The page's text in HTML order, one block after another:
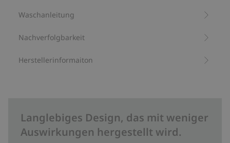
Bio-Baumwolle
Waschanleitung
Nachverfolgbarkeit
Herstellerinformaiton
Langlebiges Design, das mit weniger
Auswirkungen hergestellt wird.